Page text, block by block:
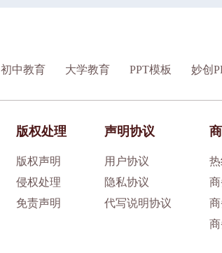
初中教育 大学教育 PPT模板 妙创
版权处理
版权声明
侵权处理
免责声明
声明协议
用户协议
隐私协议
代写说明协议
热
商
商